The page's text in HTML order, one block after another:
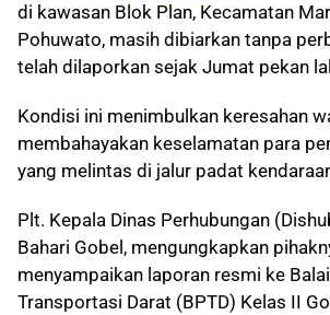
di kawasan Blok Plan, Kecamatan
Pohuwato, masih dibiarkan tanpa
telah dilaporkan sejak Jumat pekan
Kondisi ini menimbulkan keresahan
membahayakan keselamatan para
yang melintas di jalur padat
Plt. Kepala Dinas Perhubungan
Bahari Gobel, mengungkapkan
menyampaikan laporan resmi ke
Transportasi Darat (BPTD) Kelas II